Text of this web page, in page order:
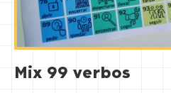
Mix 99 verbos